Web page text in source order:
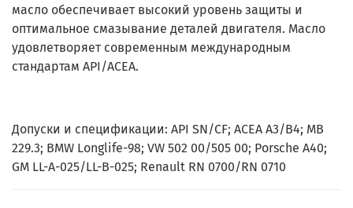
масло обеспечивает высокий уровень защиты и
оптимальное смазывание деталей двигателя. Масло
удовлетворяет современным международным
стандартам API/ACEA.
Допуски и спецификации: API SN/CF; ACEA A3/B4; MB
229.3; BMW Longlife-98; VW 502 00/505 00; Porsche A40;
GM LL-A-025/LL-B-025; Renault RN 0700/RN 0710